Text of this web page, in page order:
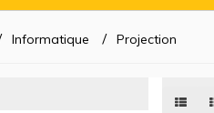
Informatique Projection